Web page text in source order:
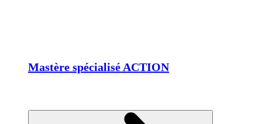
Mastère spécialisé ACTION